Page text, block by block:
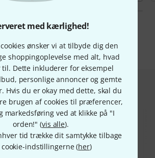
med kærlighed!
ønsker vi at tilbyde dig den
shoppingoplevelse med alt, hvad
Dette inkluderer for eksempel
personlige annoncer og gemte
Hvis du er okay med dette, skal du
brugen af cookies til præferencer,
markedsføring ved at klikke på "I
orden!" (vis alle).
tid trække dit samtykke tilbage
cookie-indstillingerne (her)
Alle mærker
Hot Deals